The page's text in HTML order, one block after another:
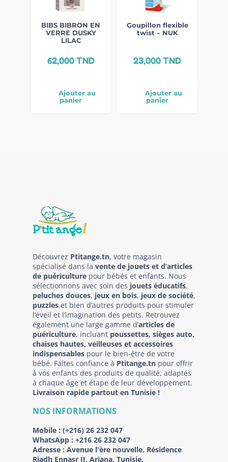
BIBS BIBRON EN
VERRE DUSKY
LILAC
62,000TND
Ajouter au
panier
Goupillon flexible
twist – NUK
23,000TND
Ajouter au
panier
Découvrez Ptitange.tn, votre magasin
spécialisé dans la vente de jouets et d’articles
de puériculture pour bébés et enfants. Nous
sélectionnons avec soin des jouets éducatifs,
peluches douces, jeux en bois, jeux de société,
puzzles et bien d’autres produits pour stimuler
l’éveil et l’imagination des petits. Retrouvez
également une large gamme d’articles de
puériculture, incluant poussettes, sièges auto,
chaises hautes, veilleuses et accessoires
indispensables pour le bien-être de votre
bébé. Faites confiance à Ptitange.tn pour offrir
à vos enfants des produits de qualité, adaptés
à chaque âge et étape de leur développement.
Livraison rapide partout en Tunisie !
NOS INFORMATIONS
Mobile : (+216) 26 232 047
WhatsApp : +216 26 232 047
Adresse : Avenue l'ère nouvelle, Résidence
Riadh Ennasr II, Ariana, Tunisie.